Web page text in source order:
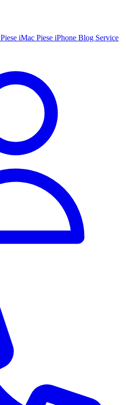
Piese iMac Piese iPhone Blog Service